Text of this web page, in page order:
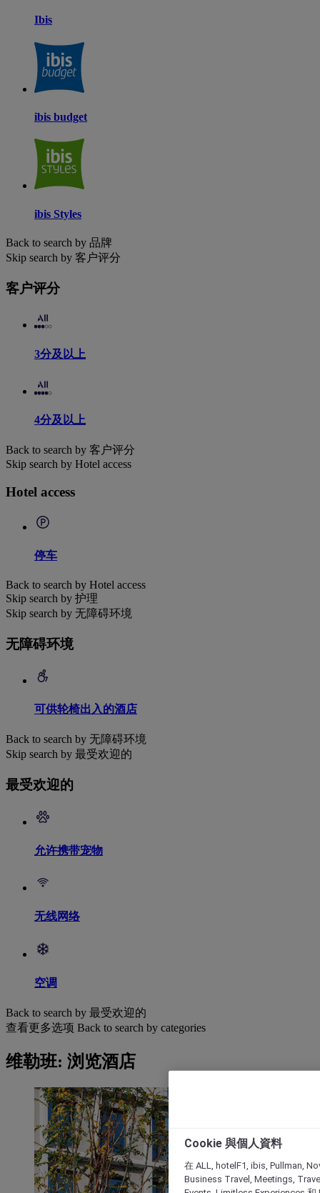
Ibis
ibis budget
ibis Styles
Back to search by 品牌
Skip search by 客户评分
客户评分
3分及以上
4分及以上
Back to search by 客户评分
Skip search by Hotel access
Hotel access
停车
Back to search by Hotel access
Skip search by 护理
Skip search by 无障碍环境
无障碍环境
可供轮椅出入的酒店
Back to search by 无障碍环境
Skip search by 最受欢迎的
最受欢迎的
允许携带宠物
无线网络
空调
Back to search by 最受欢迎的
查看更多选项 Back to search by categories
维勒班: 浏览酒店
Cookie 與個人資料
在 ALL, hotelF1, ibis, Pullman,
Business Travel, Meetings,